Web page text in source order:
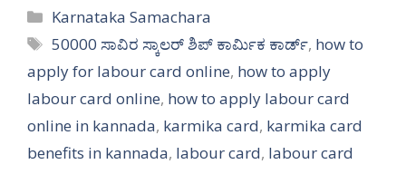
Categories
Karnataka Samachara
Tags
50000 ಸಾವಿರ ಸ್ಕಾಲರ್ ಶಿಪ್ ಕಾರ್ಮಿಕ ಕಾರ್ಡ್, how to
apply for labour card online, how to apply
labour card online, how to apply labour card
online in kannada, karmika card, karmika card
benefits in kannada, labour card, labour card